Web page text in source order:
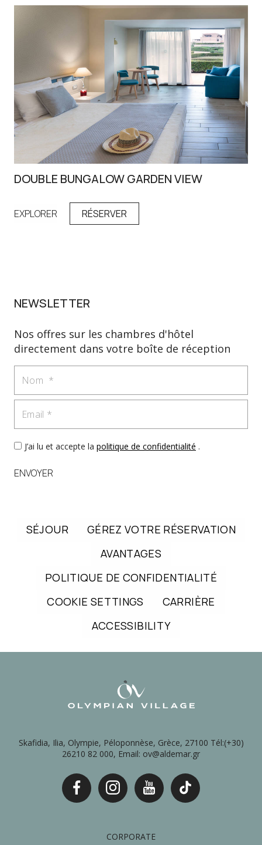
DOUBLE BUNGALOW GARDEN VIEW
EXPLORER RÉSERVER
NEWSLETTER
Nos offres sur les chambres d'hôtel
directement dans votre boîte de réception
J’ai lu et accepte la politique de confidentialité .
ENVOYER
SÉJOUR
GÉREZ VOTRE RÉSERVATION
AVANTAGES
POLITIQUE DE CONFIDENTIALITÉ
COOKIE SETTINGS
CARRIÈRE
ACCESSIBILITY
Skafidia, Ilia, Olympie, Péloponnèse, Grèce, 27100 Tél:(+30)
26210 82 000, Email: ov@aldemar.gr
CORPORATE